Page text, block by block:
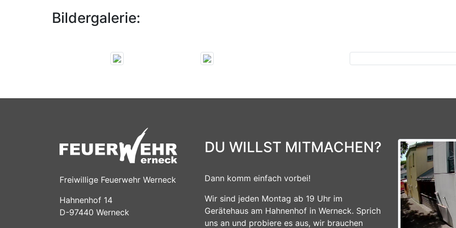
Bildergalerie:
Previous
Freiwillige Feuerwehr Werneck
Hahnenhof 14
D-97440 Werneck
DU WILLST MITMACHEN?
Dann komm einfach vorbei!
Wir sind jeden Montag ab 19 Uhr im
Gerätehaus am Hahnenhof in Werneck. Sprich
uns an und probiere es aus, wir brauchen